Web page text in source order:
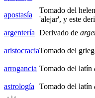
apostasía
Tomado del
'alejar', y este
argentería Derivado de
aristocraciaTomado del
arrogancia Tomado del latín
astrología Tomado del latín